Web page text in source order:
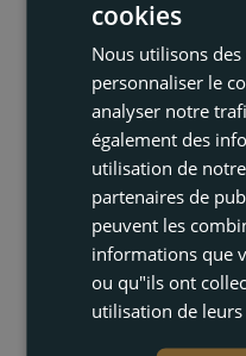
NOUS
cookies
Nous utilisons
personnaliser le
analyser notre
également des
utilisation de
partenaires de
peuvent les
informations que
ou qu"ils ont
utilisation de leurs